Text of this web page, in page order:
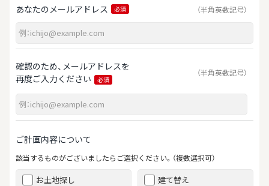
あなたのメールアドレス 必須 （半角英数記号）
確認のため、メールアドレスを
再度ご入力ください
必須
（半角英数記号）
ご計画内容について
該当するものがございましたらご選択ください。（複数選択可）
お土地探し 建て替え